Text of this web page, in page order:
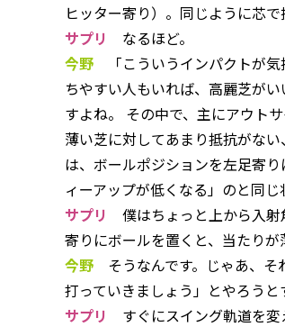
ヒッター寄り）。同じように芯
サプリ
なるほど。
今野 「こういうインパクトが気
ちやすい人もいれば、高麗芝が
すよね。 その中で、主にアウト
薄い芝に対してあまり抵抗がな
は、ボールポジションを左足寄
ィーアップが低くなる」のと同
サプリ
僕はちょっと上から入射
寄りにボールを置くと、当たりが
今野 そうなんです。じゃあ、そ
打っていきましょう」とやろうと
サプリ
すぐにスイング軌道を